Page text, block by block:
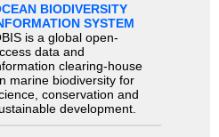
BIODIVERSITY
SYSTEM
is a global open-
data and
clearing-house
marine biodiversity for
conservation and
development.